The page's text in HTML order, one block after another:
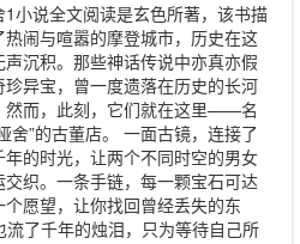
1小说全文阅读是玄色所著，该书描
热闹与喧嚣的摩登城市，历史在这
声沉积。那些神话传说中亦真亦假
珍异宝，曾一度遗落在历史的长河
然而，此刻，它们就在这里——名
舍”的古董店。 一面古镜，连接了
年的时光，让两个不同时空的男女
交织。一条手链，每一颗宝石可达
个愿望，让你找回曾经丢失的东
了千年的烛泪，只为等待自己所